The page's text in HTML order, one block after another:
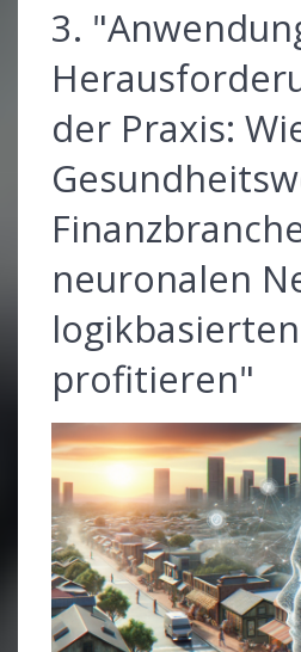
3.
der Praxis:
neuronalen
profitieren"